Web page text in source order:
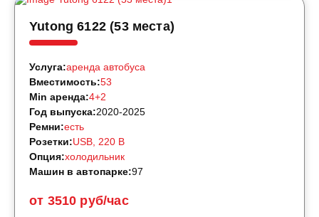
Yutong 6122 (53 места)
от 3510 руб/час
Услуга:аренда автобуса
Вместимость:53
Min аренда:4+2
Год выпуска:2020-2025
Ремни:есть
Розетки:USB, 220 B
Опция:холодильник
Машин в автопарке:97